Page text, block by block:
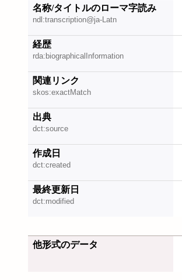
名称/タイトルのローマ字読み
ndl:transcription@ja-Latn
経歴
rda:biographicalInformation
関連リンク
skos:exactMatch
出典
dct:source
作成日
dct:created
最終更新日
dct:modified
他形式のデータ